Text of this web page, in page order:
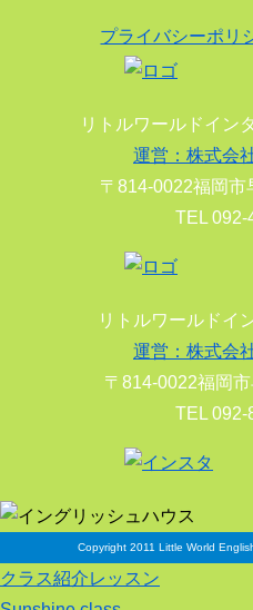
プライバシーポリ
リトルワールドイン
運営：株式会
〒814-0022福岡市
TEL 092-
リトルワールドイ
運営：株式会
〒814-0022福岡
TEL 092-
Copyright 2011 Little World
クラス紹介レッスン